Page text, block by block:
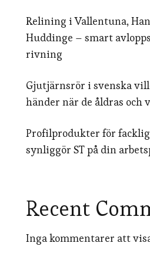
Relining i Vallentuna,
Huddinge – smart
rivning
Gjutjärnsrör i svenska
händer när de åldras och
Profilprodukter för
synliggör ST på din
Recent
Inga kommentarer att